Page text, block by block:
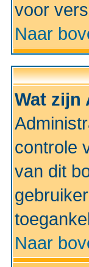
voor
Naar
Wat zijn
controle
van dit
Naar